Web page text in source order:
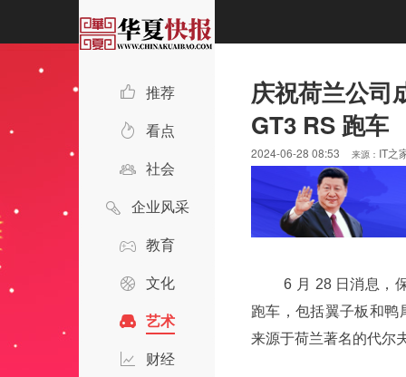
推荐
看点
社会
企业风采
教育
文化
艺术
财经
庆祝荷兰公司
GT3 RS 跑车
2024-06-28 08:53 来源： IT之
6 月 28 日消息，
跑车，包括翼子板和鸭
来源于荷兰著名的代尔